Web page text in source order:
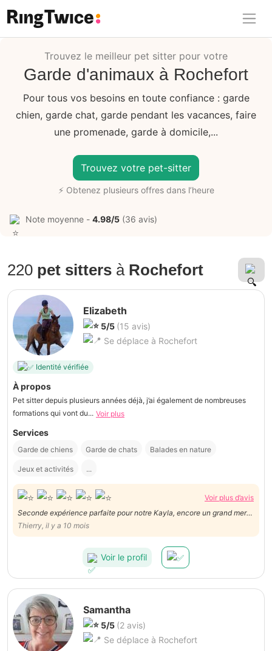
Ring Twice
Trouvez le meilleur pet sitter pour votre
Garde d'animaux à Rochefort
Pour tous vos besoins en toute confiance : garde
chien, garde chat, garde pendant les vacances, faire
une promenade, garde à domicile,...
Trouvez votre pet-sitter
⚡ Obtenez plusieurs offres dans l’heure
Note moyenne - 4.98/5 (36 avis)
220 pet sitters à Rochefort
Elizabeth
5/5 (15 avis)
Se déplace à Rochefort
Identité vérifiée
À propos
Pet sitter depuis plusieurs années déjà, j’ai également de nombreuses
formations qui vont du... Voir plus
Services
Garde de chiens Garde de chats Balades en nature
Jeux et activités ...
Voir plus d’avis
Seconde expérience parfaite pour notre Kayla, encore un grand merci
à Elizabeth pour tout.
Thierry, il y a 10 mois
Voir le profil
Samantha
5/5 (2 avis)
Se déplace à Rochefort